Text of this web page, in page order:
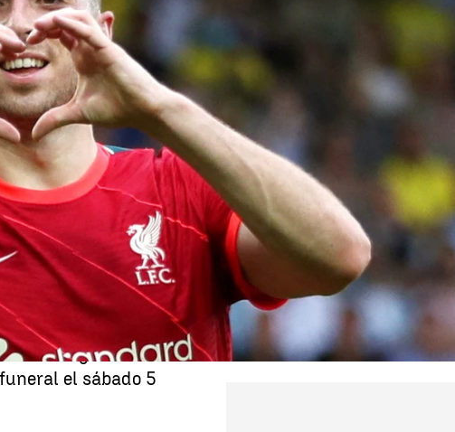
WhatsappFacebook
X Linkedin
perdieron la
años, y su hermano
detalles e
en la Autovía Rías
a las 00:40 horas
ya están
tendrá lugar la
el sábado 5